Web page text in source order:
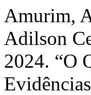
Amurim,
Adilson
2024. “O